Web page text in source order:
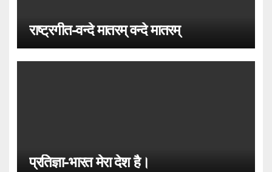
राष्ट्रगीत-वन्दे मातरम् वन्दे मातरम्
प्रतिज्ञा-भारत मेरा देश है।